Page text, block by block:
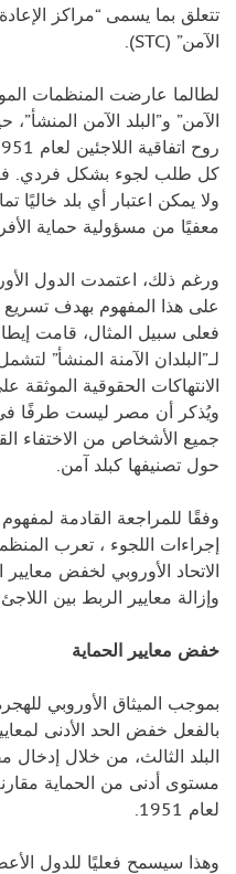
تتعلق بما يسمى “مراكز
الآمن” (STC).
لطالما عارضت المنظمات
الآمن” و”البلد الآمن
كل طلب لجوء بشكل فردي.
ولا يمكن اعتبار أي بلد خاليًا
معفيًا من مسؤولية حماية
ورغم ذلك، اعتمدت الدول
على هذا المفهوم بهدف تسريع
لـ”البلدان الآمنة المنشأ”
الانتهاكات الحقوقية الموثقة
ويُذكر أن مصر ليست طرفًا في
جميع الأشخاص من الاختفاء
حول تصنيفها كبلد آمن.
وفقًا للمراجعة القادمة لمفهوم
إجراءات اللجوء ، تعرب
الاتحاد الأوروبي لخفض معايير
وإزالة معايير الربط بين اللاجئ
خفض معايير الحماية
بالفعل خفض الحد الأدنى
البلد الثالث، من خلال إدخال
مستوى أدنى من الحماية مقارنة
لعام 1951.
وهذا سيسمح فعليًا للدول